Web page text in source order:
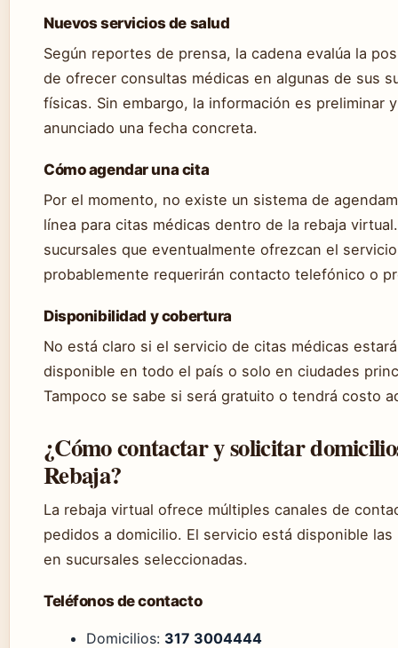
Nuevos servicios de salud
Según reportes de prensa, la cadena evalúa la
de ofrecer consultas médicas en algunas de sus
físicas. Sin embargo, la información es preliminar
anunciado una fecha concreta.
Cómo agendar una cita
Por el momento, no existe un sistema de
línea para citas médicas dentro de la rebaja
sucursales que eventualmente ofrezcan el servicio
probablemente requerirán contacto telefónico o
Disponibilidad y cobertura
No está claro si el servicio de citas médicas estará
disponible en todo el país o solo en ciudades
Tampoco se sabe si será gratuito o tendrá costo
¿Cómo contactar y solicitar
Rebaja?
La rebaja virtual ofrece múltiples canales de
pedidos a domicilio. El servicio está disponible las
en sucursales seleccionadas.
Teléfonos de contacto
Domicilios: 317 3004444